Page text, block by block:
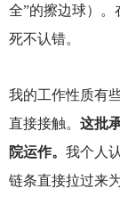
全”的擦边球）。
死不认错。
我的工作性质有
直接接触。 这批
院运作。 我个人
链条直接拉过来